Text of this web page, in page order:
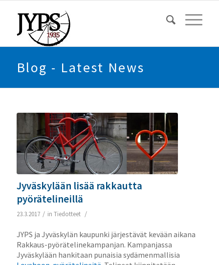
Blog - Latest News
Jyväskylään lisää rakkautta
pyörätelineillä
23.3.2017 / in Tiedotteet /
JYPS ja Jyväskylän kaupunki järjestävät kevään aikana
Rakkaus-pyörätelinekampanjan. Kampanjassa
Jyväskylään hankitaan punaisia sydämenmallisia